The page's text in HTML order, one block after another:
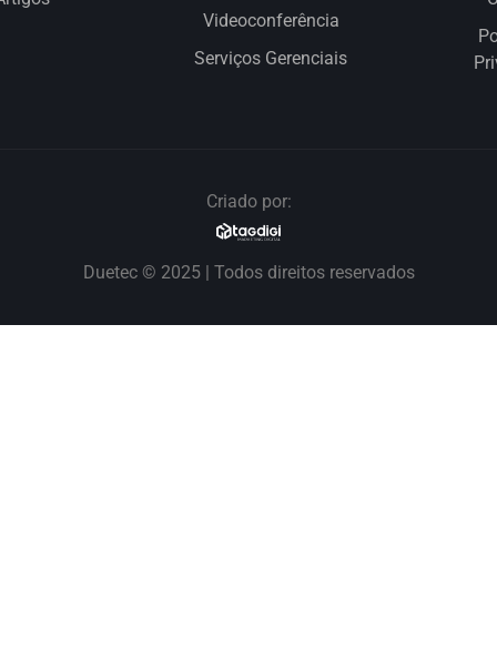
Videoconferência
Serviços Gerenciais
Criado por:
Duetec © 2025 | Todos direitos reservados